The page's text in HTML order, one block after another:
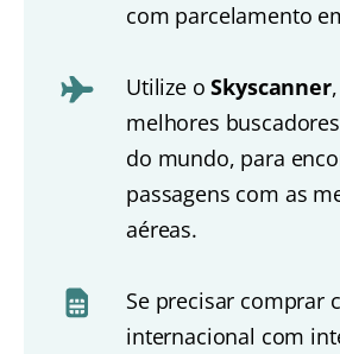
com parcelamento
Utilize oSkyscanner
melhores
do mundo, para
passagens com as
aéreas.
Se precisar comprar
internacional com